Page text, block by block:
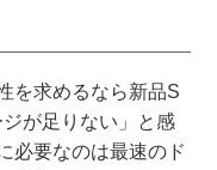
を求めるなら新品S
が足りない」と感
必要なのは最速のド